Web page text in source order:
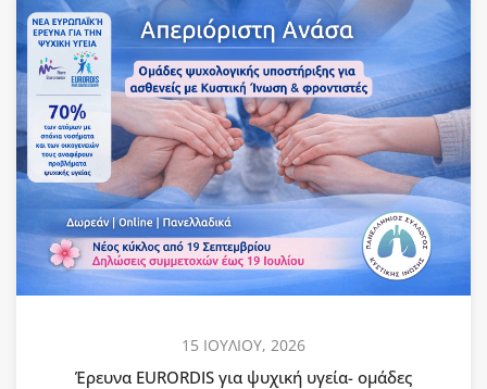
15 ΙΟΥΛΙΟΥ, 2026
Έρευνα EURORDIS για ψυχική υγεία- ομάδες